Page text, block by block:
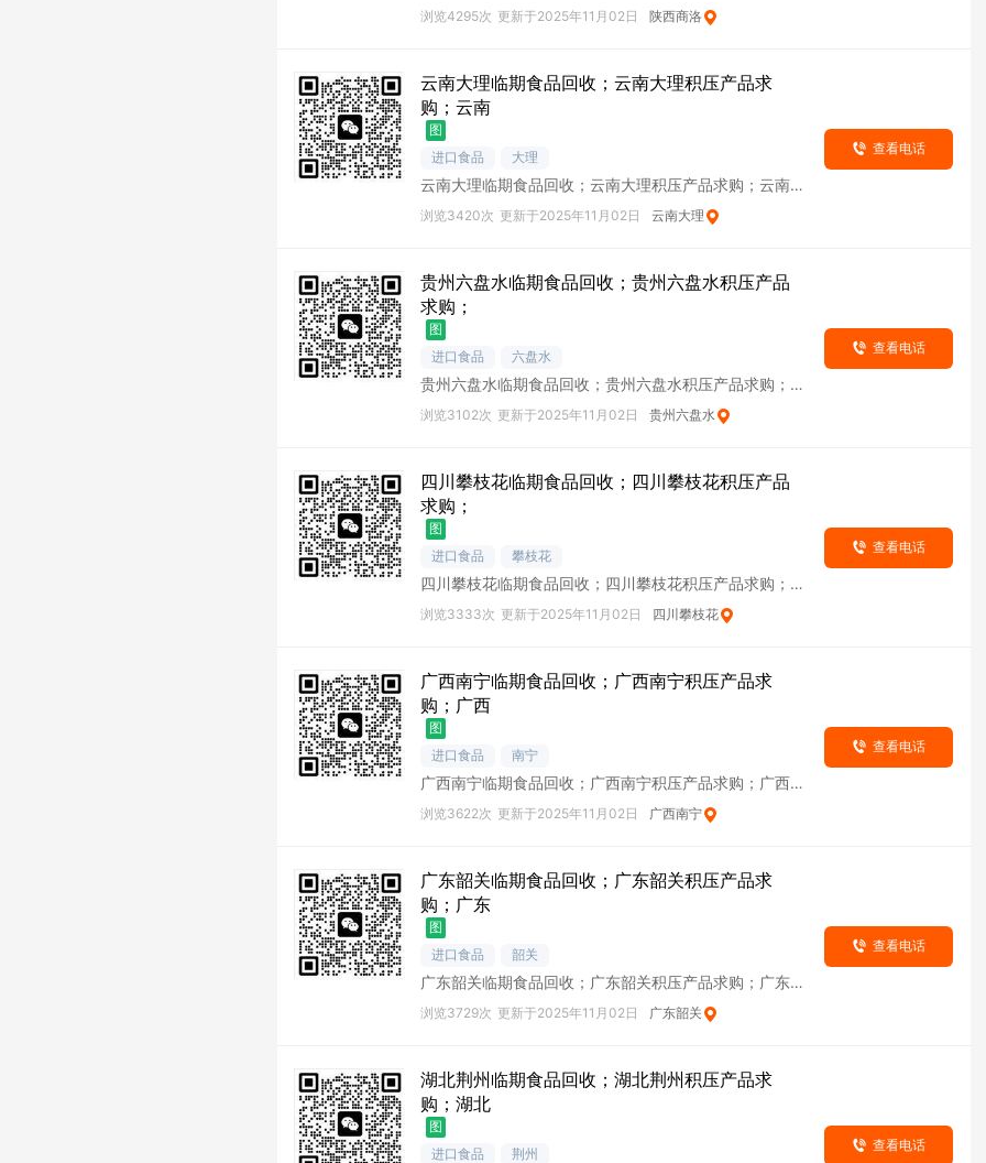
洛库存尾货
浏览4295次 更新于2025年11月02日 陕西商洛
云南大理临期食品回收；云南大理积压产品求
购；云南
图
进口食品
大理
云南大理临期食品回收；云南大理积压产品求购；云南大
理库存尾货
浏览3420次 更新于2025年11月02日 云南大理
查看电话
贵州六盘水临期食品回收；贵州六盘水积压产品
求购；
图
进口食品
六盘水
贵州六盘水临期食品回收；贵州六盘水积压产品求购；贵
州六盘水库
浏览3102次 更新于2025年11月02日 贵州六盘水
查看电话
四川攀枝花临期食品回收；四川攀枝花积压产品
求购；
图
进口食品
攀枝花
四川攀枝花临期食品回收；四川攀枝花积压产品求购；四
川攀枝花库
浏览3333次 更新于2025年11月02日 四川攀枝花
查看电话
广西南宁临期食品回收；广西南宁积压产品求
购；广西
图
进口食品
南宁
广西南宁临期食品回收；广西南宁积压产品求购；广西南
宁库存尾货
浏览3622次 更新于2025年11月02日 广西南宁
查看电话
广东韶关临期食品回收；广东韶关积压产品求
购；广东
图
进口食品
韶关
广东韶关临期食品回收；广东韶关积压产品求购；广东韶
关库存尾货
浏览3729次 更新于2025年11月02日 广东韶关
查看电话
湖北荆州临期食品回收；湖北荆州积压产品求
购；湖北
图
进口食品
荆州
查看电话